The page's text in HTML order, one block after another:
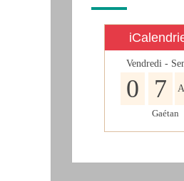
Vendredi -
0 7
Gaétan